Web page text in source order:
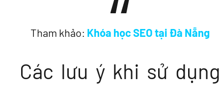
Tham khảo: Khóa học SEO tại Đà Nẵng
Các lưu ý khi sử dụng